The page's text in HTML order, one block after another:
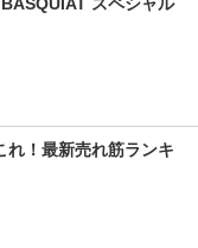
れ！最新売れ筋ランキ